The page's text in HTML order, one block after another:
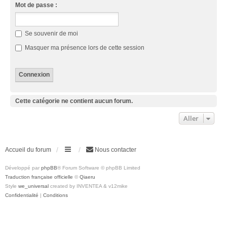
Mot de passe :
Se souvenir de moi
Masquer ma présence lors de cette session
Cette catégorie ne contient aucun forum.
Aller
Accueil du forum Nous contacter
Développé par phpBB® Forum Software © phpBB Limited
Traduction française officielle © Qiaeru
Style we_universal created by INVENTEA & v12mike
Confidentialité | Conditions